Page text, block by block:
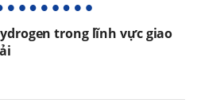
trong lĩnh vực giao